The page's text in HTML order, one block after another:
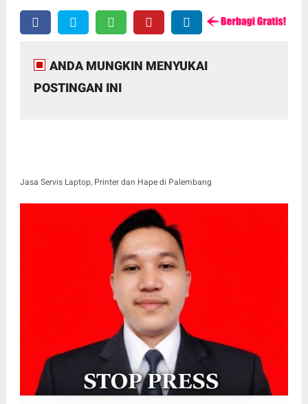
ANDA MUNGKIN MENYUKAI
POSTINGAN INI
Jasa Servis Laptop, Printer dan Hape di Palembang